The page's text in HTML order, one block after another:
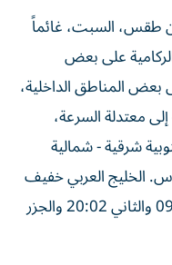
طقس، السبت، غائماً
على بعض
بعض المناطق الداخلية،
معتدلة السرعة،
شرقية - شمالية
25 تصل إلى 50 كلم/س. الخليج العربي خفيف
الموج ويحدث المدّ الأول الساعة 09:32 والثاني 20:02 والجزر